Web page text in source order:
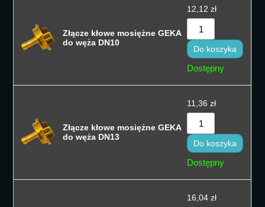
Sortuj od
Sortuj od
Sortuj po
Sortuj po
Złącze kłowe mosiężne GEKA
do węża DN10
12,12 zł
Do koszyka
Dostępny
Złącze kłowe mosiężne GEKA
do węża DN13
11,36 zł
Do koszyka
Dostępny
16,04 zł